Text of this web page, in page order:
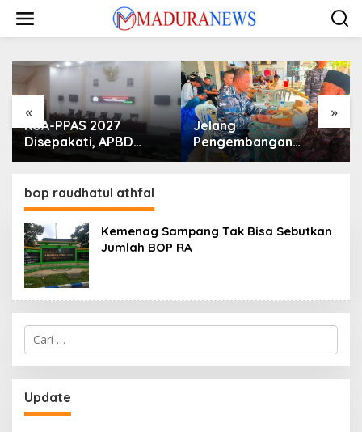
konten
« »
KUA-PPAS 2027
Disepakati, APBD
Sampang Defisit Rp
Jelang
Pengembangan
Lapangan Hidayah,
Nelayan Sampang
bop raudhatul athfal
Kemenag Sampang Tak Bisa Sebutkan
Jumlah BOP RA
Cari
untuk:
Update